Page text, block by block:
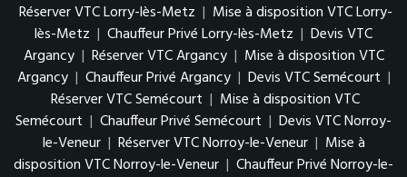
Réserver VTC Lorry-lès-Metz | Mise à disposition VTC Lorry-
lès-Metz | Chauffeur Privé Lorry-lès-Metz | Devis VTC
Argancy | Réserver VTC Argancy | Mise à disposition VTC
Argancy | Chauffeur Privé Argancy | Devis VTC Semécourt |
Réserver VTC Semécourt | Mise à disposition VTC
Semécourt | Chauffeur Privé Semécourt | Devis VTC Norroy-
le-Veneur | Réserver VTC Norroy-le-Veneur | Mise à
disposition VTC Norroy-le-Veneur | Chauffeur Privé Norroy-le-